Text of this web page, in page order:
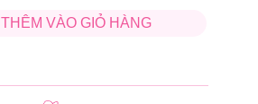
THÊM VÀO GIỎ HÀNG